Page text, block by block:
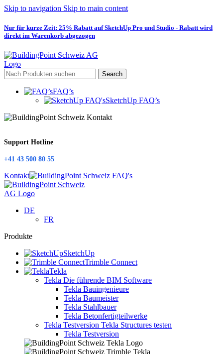
Skip to navigation Skip to main content
Nur für kurze Zeit: 25% Rabatt auf SketchUp Pro und Studio - Rabatt wird
direkt im Warenkorb abgezogen
Search
FAQ’s
SketchUp FAQ’s
Support Hotline
+41 43 500 80 55
Kontakt
DE
FR
Produkte
SketchUp
Trimble Connect
Tekla
Tekla Die führende BIM Software
Tekla Bauingenieure
Tekla Baumeister
Tekla Stahlbauer
Tekla Betonfertigteilwerke
Tekla Testversion Tekla Structures testen
Tekla Testversion